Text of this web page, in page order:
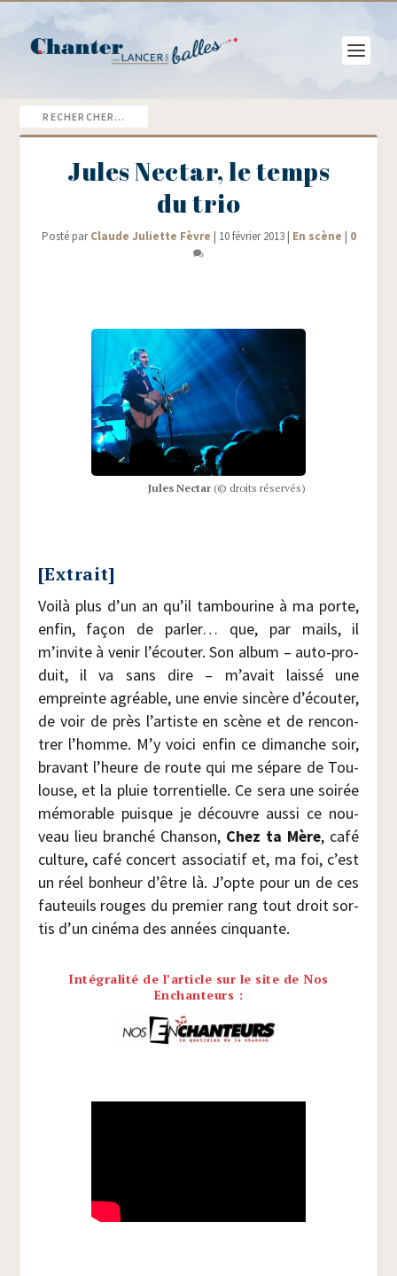
Jules Nectar, le temps
du trio
Posté parClaude Juliette Fèvre | 10 février 2013| En scène | 0
Jules Nec­tar (© droits réservés)
[Extrait]
Voi­là plus d’un an qu’il tam­bou­rine à ma porte,
enfin, façon de par­ler… que, par mails, il
m’invite à venir l’écouter. Son album – auto-pro­
duit, il va sans dire – m’avait lais­sé une
empreinte agréable, une envie sin­cère d’écouter,
de voir de près l’artiste en scène et de ren­con­
trer l’homme. M’y voi­ci enfin ce dimanche soir,
bra­vant l’heure de route qui me sépare de Tou­
louse, et la pluie tor­ren­tielle. Ce sera une soi­rée
mémo­rable puisque je découvre aus­si ce nou­
veau lieu bran­ché Chan­son, Chez ta Mère, café
culture, café concert asso­cia­tif et, ma foi, c’est
un réel bon­heur d’être là. J’opte pour un de ces
fau­teuils rouges du pre­mier rang tout droit sor­
tis d’un ciné­ma des années cinquante.
Intégralité de l’article sur le site de Nos
Enchanteurs :